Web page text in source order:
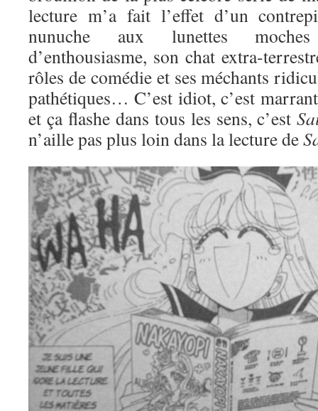
lecture m’a fait l’effet d’un
nunuche aux lunettes
d’enthousiasme, son chat extra-
rôles de comédie et ses méchants
pathétiques… C’est idiot, c’est
et ça flashe dans tous les sens, c’est
n’aille pas plus loin dans la lecture de